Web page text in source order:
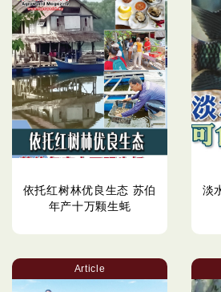
依托红树林优良生态 苏伯
年产十万颗生蚝
淡
Article